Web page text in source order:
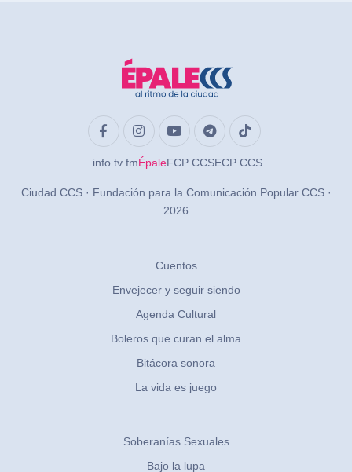
.info .tv .fmÉpaleFCP CCSECP CCS
Ciudad CCS · Fundación para la Comunicación Popular CCS ·
2026
Cuentos
Envejecer y seguir siendo
Agenda Cultural
Boleros que curan el alma
Bitácora sonora
La vida es juego
Soberanías Sexuales
Bajo la lupa